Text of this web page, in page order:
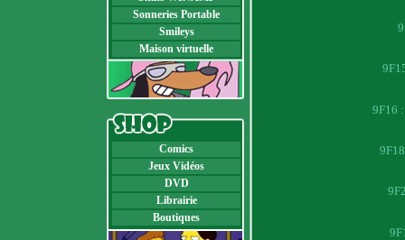
Sonneries Portable
Smileys
Maison virtuelle
Comics
Jeux Vidéos
DVD
Librairie
Boutiques
9F16